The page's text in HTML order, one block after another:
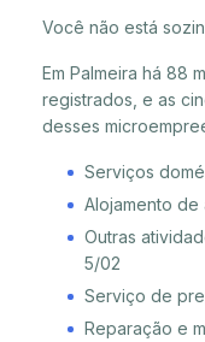
Você não está
Em Palmeira há 88
registrados, e as
desses
Serviços
Alojamento
Outras
5/02
Serviço de
Reparação e